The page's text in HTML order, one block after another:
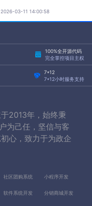
2026-03-11 14:00:58
100%全开源代码
完全掌控项目主权
7*12
7*12小时服务支持
2013年，始终秉
为己任，坚信与客
心，致力于为政企
社区团购系统 小程序开发
软件系统开发 分销商城开发